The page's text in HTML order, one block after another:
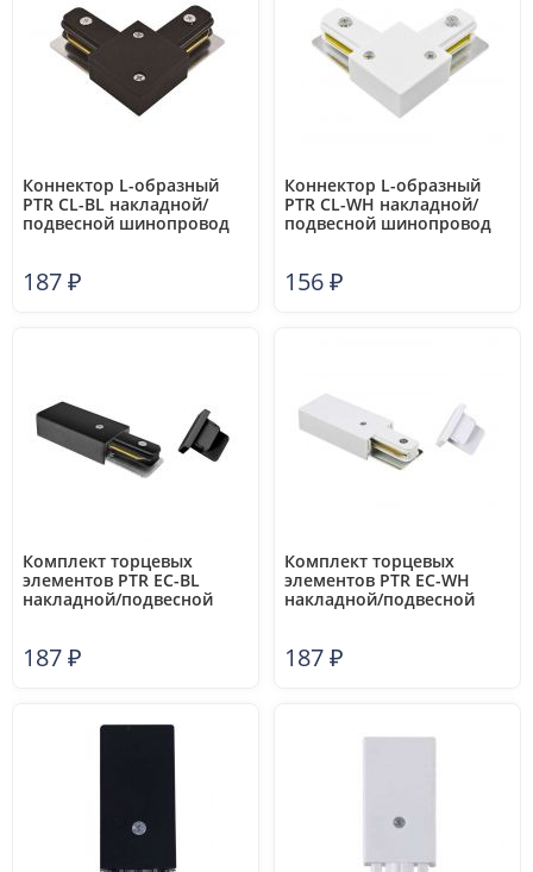
Коннектор L-образный
PTR CL-BL накладной/
подвесной шинопровод
187₽
Коннектор L-образный
PTR CL-WH накладной/
подвесной шинопровод
156₽
Комплект торцевых
элементов PTR EC-BL
накладной/подвесной
187₽
Комплект торцевых
элементов PTR EC-WH
накладной/подвесной
187₽